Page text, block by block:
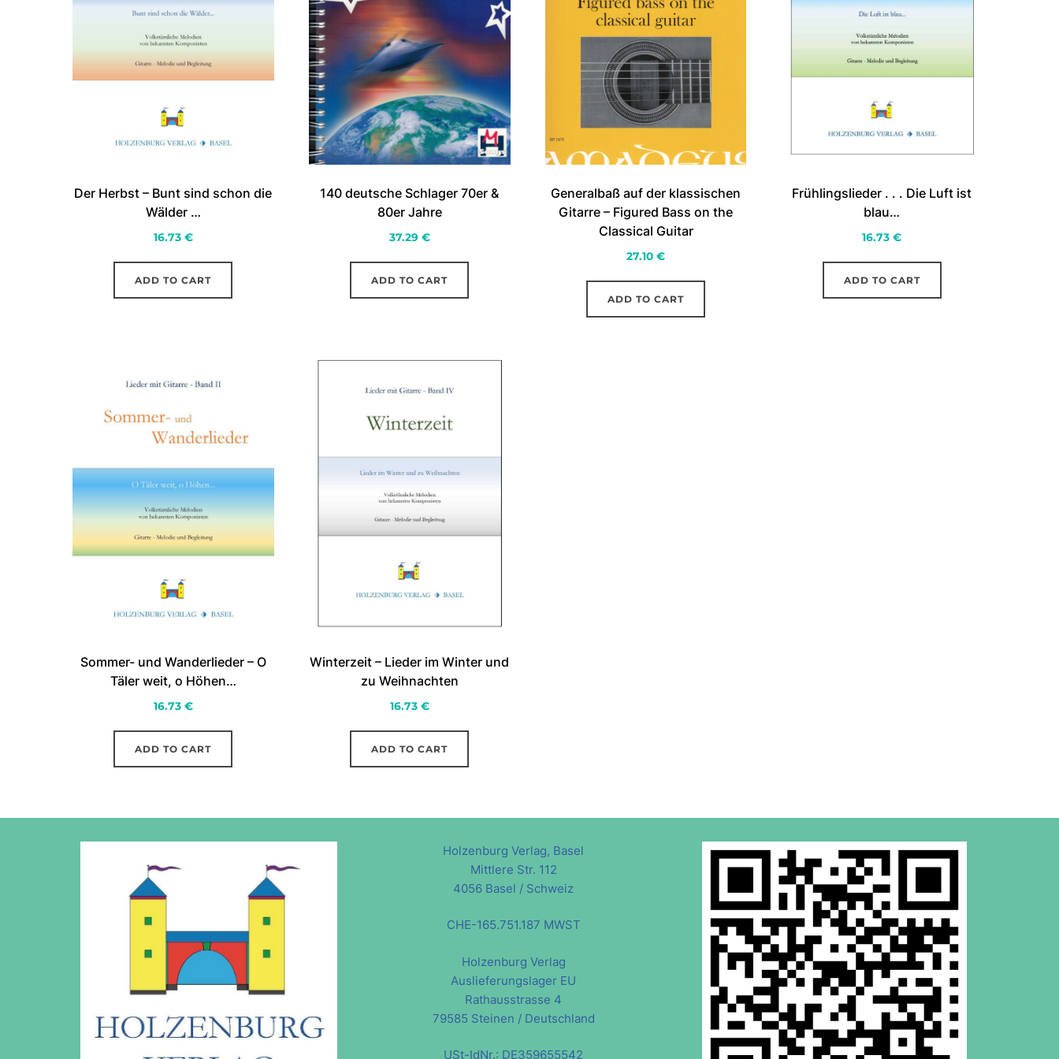
Der Herbst – Bunt sind schon die
Wälder …
16.73 €
ADD TO CART
140 deutsche Schlager 70er &
80er Jahre
37.29 €
ADD TO CART
Generalbaß auf der klassischen
Gitarre – Figured Bass on the
Classical Guitar
27.10€
ADD TO CART
Frühlingslieder . . . Die Luft ist
blau…
16.73€
ADD TO CART
Sommer- und Wanderlieder – O
Täler weit, o Höhen…
16.73 €
ADD TO CART
Winterzeit – Lieder im Winter und
zu Weihnachten
16.73 €
ADD TO CART
Holzenburg Verlag, Basel
Mittlere Str. 112
4056 Basel / Schweiz
CHE-165.751.187 MWST
Holzenburg Verlag
Auslieferungslager EU
Rathausstrasse 4
79585 Steinen / Deutschland
USt-IdNr.: DE359655542